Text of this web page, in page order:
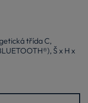
třída C,
Š x H x